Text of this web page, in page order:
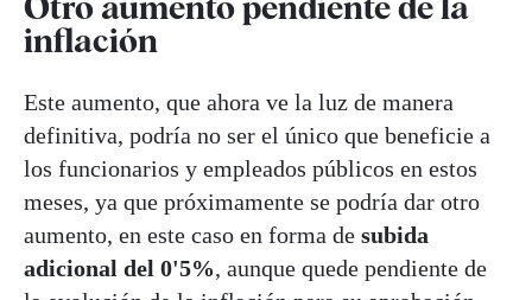
inflación
Este aumento, que ahora ve la luz de manera
definitiva, podría no ser el único que beneficie a
los funcionarios y empleados públicos en estos
meses, ya que próximamente se podría dar otro
aumento, en este caso en forma de subida
adicional del 0'5%, aunque quede pendiente de